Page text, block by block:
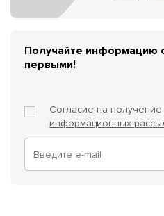
Получайте информацию
первыми!
Согласие на получение
информационных